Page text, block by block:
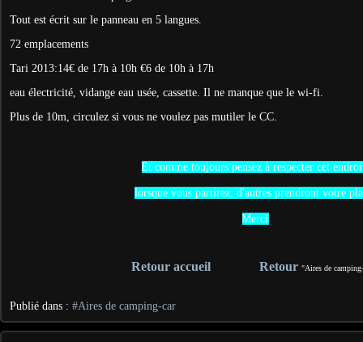
Tout est écrit sur le panneau en 5 langues.
72 emplacements
Tari 2013:14€ de 17h à 10h €6 de 10h à 17h
eau électricité, vidange eau usée, cassette. Il ne manque que le wi-fi.
Plus de 10m, circulez si vous ne voulez pas mutiler le CC.
Et comme toujours pensez à respecter cet
lorsque vous partirez, d'autres prendront votre
Merci
Retour accueil Retour "Aires de
Publié dans : #Aires de camping-car